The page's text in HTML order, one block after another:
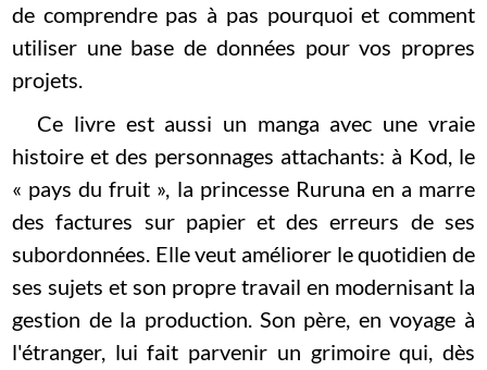
de comprendre pas à pas pourquoi et comment
utiliser une base de données pour vos propres
projets.
Ce livre est aussi un manga avec une vraie
histoire et des personnages attachants: à Kod, le
« pays du fruit », la princesse Ruruna en a marre
des factures sur papier et des erreurs de ses
subordonnées. Elle veut améliorer le quotidien de
ses sujets et son propre travail en modernisant la
gestion de la production. Son père, en voyage à
l'étranger, lui fait parvenir un grimoire qui, dès